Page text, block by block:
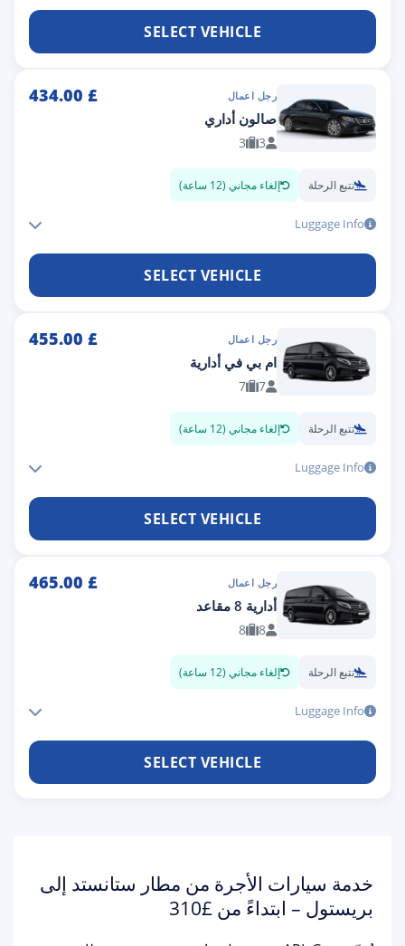
SELECT VEHICLE
رجل اعمال £
434.00
صالون أداري
3
3
تتبع الرحلة إلغاء مجاني (12 ساعة)
Luggage Info
SELECT VEHICLE
رجل اعمال £
455.00
ام بي في أدارية
7
7
تتبع الرحلة إلغاء مجاني (12 ساعة)
Luggage Info
SELECT VEHICLE
رجل اعمال £
465.00
أدارية 8 مقاعد
8
8
تتبع الرحلة إلغاء مجاني (12 ساعة)
Luggage Info
SELECT VEHICLE
خدمة سيارات الأجرة من مطار ستانستد إلى
بريستول – ابتداءً من £310